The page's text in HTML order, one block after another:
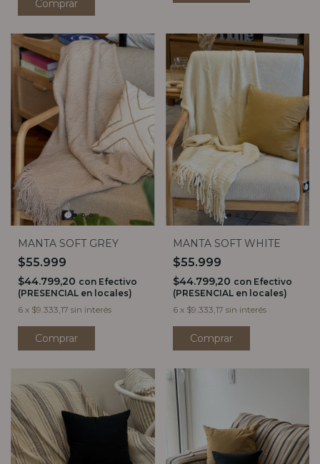
Comprar
MANTA SOFT GREY
$55.999
$44.799,20 con Efectivo
(PRESENCIAL en locales)
6 x $9.333,17 sin interés
Comprar
MANTA SOFT WHITE
$55.999
$44.799,20 con Efectivo
(PRESENCIAL en locales)
6 x $9.333,17 sin interés
Comprar